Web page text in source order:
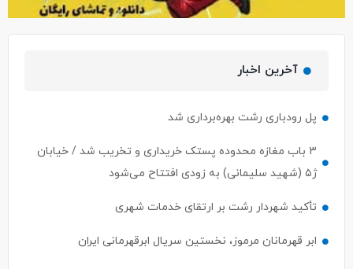
آخرین اخبار
پل رودباری رشت بهره‌برداری شد
۳ باب مغازه محدوده پستک خریداری و تخریب شد / خیابان
ژ۵ (شهید سلیمانی) به زودی افتتاح می‌شود
تأکید شهردار رشت بر ارتقای خدمات شهری
ابر قهرمانان مرموز، نخستین سریال ابرقهرمانی ایران